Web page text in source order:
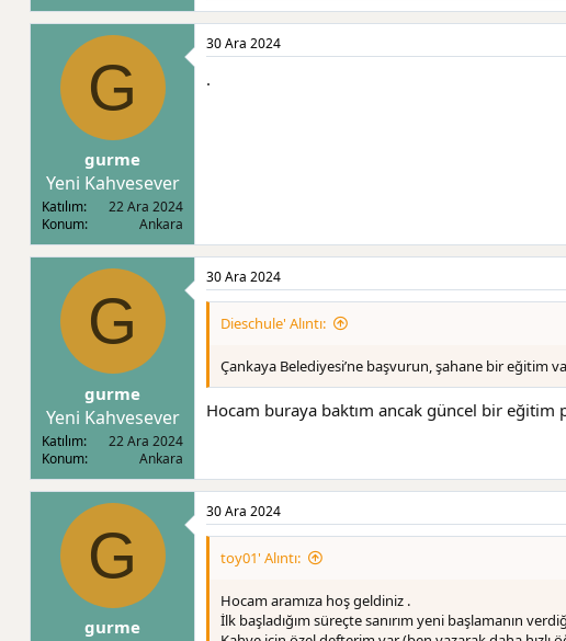
p
k
i
G
gurme
Yeni Kahvesever
Katılım
22 Ara 2024
Konum
Ankara
30 Ara 2024
.
G
gurme
Yeni Kahvesever
Katılım
22 Ara 2024
Konum
Ankara
30 Ara 2024
Dieschule' Alıntı:
Çankaya Belediyesi’ne başvurun, şahane bir eğitim
Hocam buraya baktım ancak güncel bir eğitim
G
gurme
30 Ara 2024
toy01' Alıntı:
Hocam aramıza hoş geldiniz .
İlk başladığım süreçte sanırım yeni başlamanın